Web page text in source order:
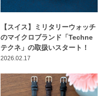
【スイス】ミリタリーウォッチ
のマイクロブランド「Techne
テクネ」の取扱いスタート！
2026.02.17